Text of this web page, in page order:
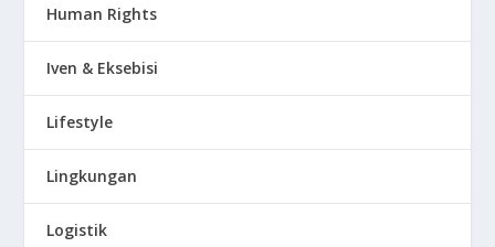
Human Rights
Iven & Eksebisi
Lifestyle
Lingkungan
Logistik